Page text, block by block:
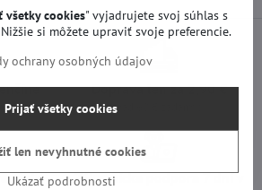
Doprava len za 2,90 €
nad 60 € zadarmo
do
Zákaznícka podpora 7 dní v
všetky cookies" vyjadrujete svoj súhlas s
si môžete upraviť svoje preferencie.
ochrany osobných údajov
Ukázať podrobnosti
Prijať všetky cookies
len nevyhnutné cookies